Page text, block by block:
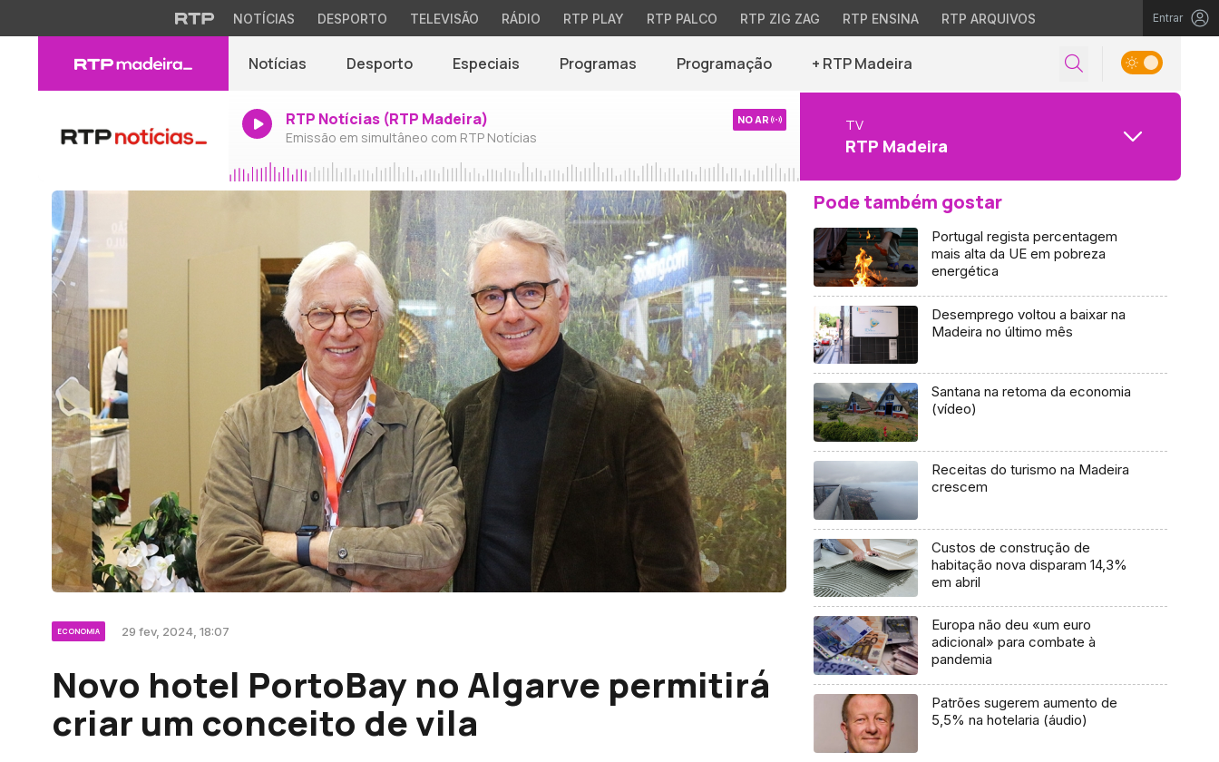
NOTÍCIAS DESPORTO TELEVISÃO RÁDIO RTP PLAY RTP PALCO RTP ZIG ZAG RTP ENSINA RTP ARQUIVOS Entrar
Notícias Desporto Especiais Programas Programação + RTP Madeira
RTP Notícias (RTP Madeira)
Emissão em simultâneo com RTP Notícias
NO AR TV
RTP Madeira
ECONOMIA 29 fev, 2024, 18:07
Novo hotel PortoBay no Algarve permitirá
criar um conceito de vila
Pode também gostar
Portugal regista percentagem
mais alta da UE em pobreza
energética
Desemprego voltou a baixar na
Madeira no último mês
Santana na retoma da economia
(vídeo)
Receitas do turismo na Madeira
crescem
Custos de construção de
habitação nova disparam 14,3%
em abril
Europa não deu «um euro
adicional» para combate à
pandemia
Patrões sugerem aumento de
5,5% na hotelaria (áudio)